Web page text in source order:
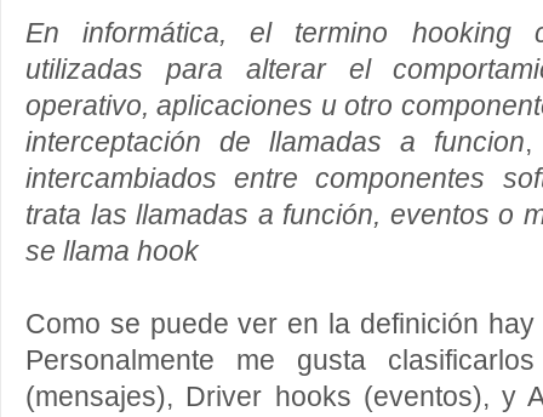
En informática, el termino hooking
utilizadas para alterar el
operativo, aplicaciones u otro
interceptación de llamadas a funcion
intercambiados entre componentes
trata las llamadas a función, eventos o
se llama hook
Como se puede ver en la definición
Personalmente me gusta
(mensajes), Driver hooks (eventos), y